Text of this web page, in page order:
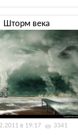
Шторм века
в 19:17 3341